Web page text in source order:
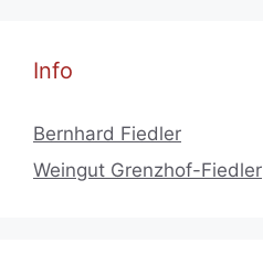
Info
Bernhard Fiedler
Weingut Grenzhof-Fiedler